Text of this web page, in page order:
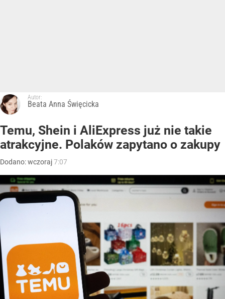
Autor:
Beata Anna Święcicka
Temu, Shein i AliExpress już nie takie
atrakcyjne. Polaków zapytano o zakupy
Dodano:wczoraj7:07